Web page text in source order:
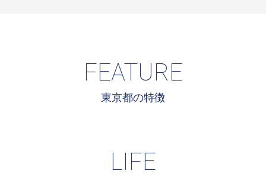
FEATURE
東京都の特徴
LIFE